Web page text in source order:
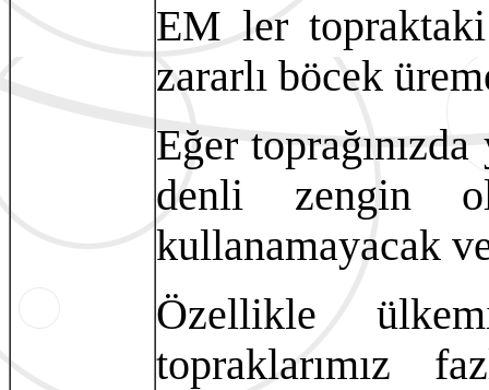
EM ler
zararlı böcek
Eğer
denli zengin
kullanamayacak
Özellikle
topraklarımız